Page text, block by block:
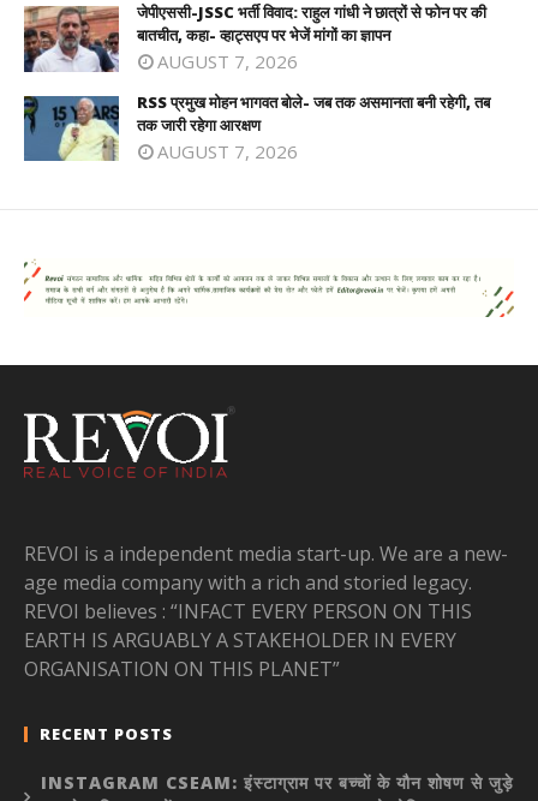
जेपीएससी-JSSC भर्ती विवाद: राहुल गांधी ने छात्रों से फोन पर की
बातचीत, कहा- व्हाट्सएप पर भेजें मांगों का ज्ञापन
AUGUST 7, 2026
RSS प्रमुख मोहन भागवत बोले- जब तक असमानता बनी रहेगी, तब
तक जारी रहेगा आरक्षण
AUGUST 7, 2026
REVOI is a independent media start-up. We are a new-
age media company with a rich and storied legacy.
REVOI believes : “INFACT EVERY PERSON ON THIS
EARTH IS ARGUABLY A STAKEHOLDER IN EVERY
ORGANISATION ON THIS PLANET”
RECENT POSTS
INSTAGRAM CSEAM: इंस्टाग्राम पर बच्चों के यौन शोषण से जुड़े